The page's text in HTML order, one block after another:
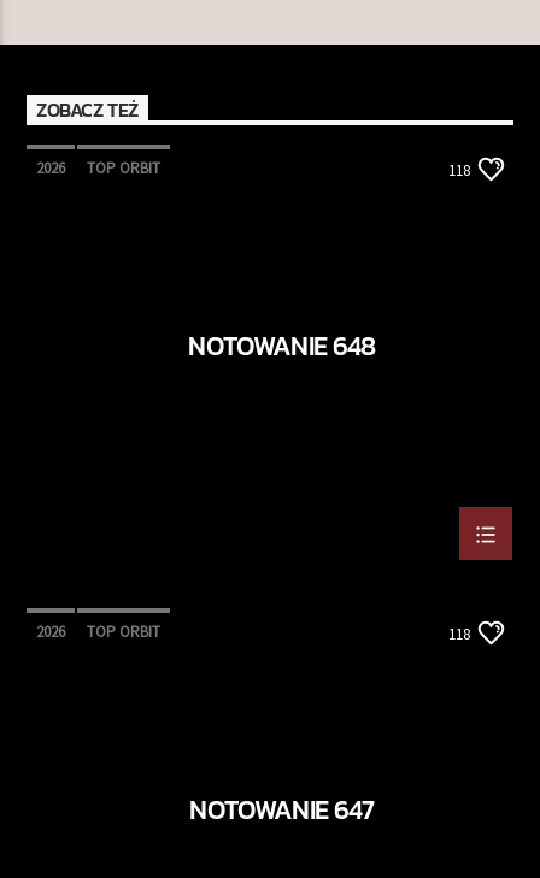
ZOBACZ TEŻ
2026 TOP ORBIT 118
NOTOWANIE 648
2026 TOP ORBIT 118
NOTOWANIE 647